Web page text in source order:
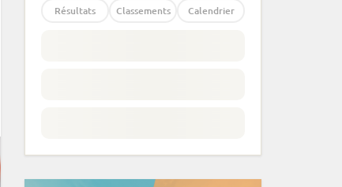
Résultats Classements Calendrier